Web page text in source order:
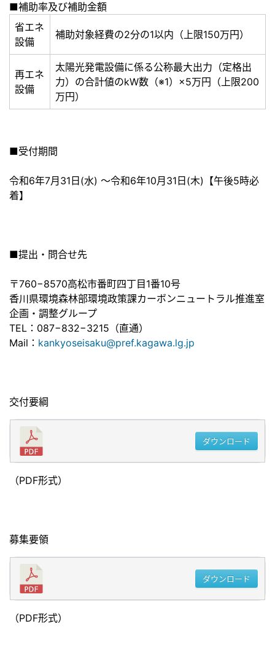
■補助率及び補助金額
省エネ
設備
補助対象経費の2分の1以内（上限150万円）
再エネ
設備
太陽光発電設備に係る公称最大出力（定格出
力）の合計値のkW数（※1）×5万円（上限200
万円）
■受付期間
令和6年7月31日(水) ～令和6年10月31日(木)【午後5時必
着】
■提出・問合せ先
〒760−8570高松市番町四丁目1番10号
香川県環境森林部環境政策課カーボンニュートラル推進室
企画・調整グループ
TEL：087−832−3215（直通）
Mail： kankyoseisaku@pref.kagawa.lg.jp
交付要綱
ダウンロード
（PDF形式）
募集要領
ダウンロード
（PDF形式）